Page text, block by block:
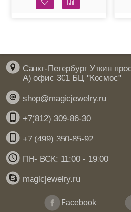
Санкт-Петербург Уткин
А) офис 301 БЦ "Космос"
shop@magicjewelry.ru
+7(812) 309-86-30
+7 (499) 350-85-92
ПН- ВСК: 11:00 - 19:00
magicjewelry.ru
Facebook